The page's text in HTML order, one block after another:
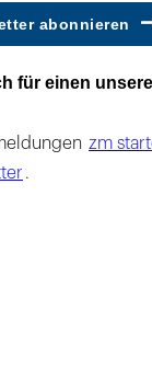
abonnieren
für einen
zm
.